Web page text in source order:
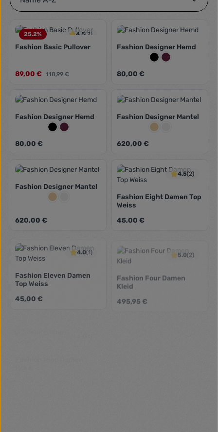
25.2% 4.5(2)
Fashion Basic Pullover
Verkaufspreis:
89,00 € Regulärer Preis:
118,99 €
Fashion Designer Hemd
SchwarzWeinrot
Regulärer Preis:
80,00 €
Fashion Designer Hemd
SchwarzWeinrot
Regulärer Preis:
80,00 €
Fashion Designer Mantel
Beige
Regulärer Preis:
620,00 €
Fashion Designer Mantel
Beige
Regulärer Preis:
620,00 €
4.5(2)
Fashion Eight Damen Top
Weiss
Regulärer Preis:
45,00 €
4.0(1)
Fashion Eleven Damen
Top Weiss
Regulärer Preis:
45,00 €
5.0 (2)
Fashion Four Damen
Kleid
Regulärer Preis:
495,95 €